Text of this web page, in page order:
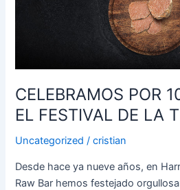
CELEBRAMOS POR
EL FESTIVAL DE LA
Uncategorized /cristian
Desde hace ya nueve años, en
Raw Bar hemos festejado
OCASIÓN
TRUFA
BLANCA